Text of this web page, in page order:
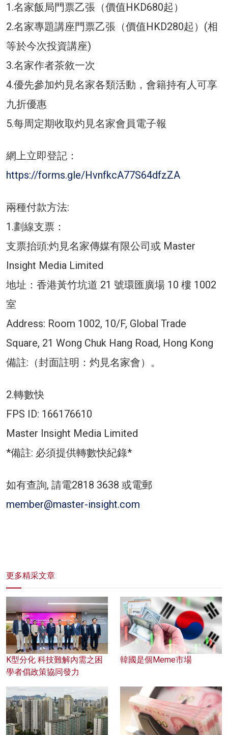
1.名家飯局門票乙張（價值HKD680起）
2.名家專題講座門票乙張（價值HKD280起）(相
等於今次投資講座)
3.名家作者茶敘一次
4.優先參加灼見名家各類活動，會籍持有人可享
九折優惠
5.每周定期收取灼見名家會員電子報
網上立即登記：
https://forms.gle/HvnfkcA77S64dfzZA
兩種付款方法:
1.劃線支票：
支票抬頭:灼見名家傳媒有限公司或 Master
Insight Media Limited
地址：香港黃竹坑道 21 號環匯廣場 10 樓 1002
室
Address: Room 1002, 10/F, Global Trade
Square, 21 Wong Chuk Hang Road, Hong Kong
備註:（封面註明：灼見名家會）。
2.轉數快
FPS ID: 166176610
Master Insight Media Limited
*備註: 必須提供轉數快紀錄*
如有查詢, 請電2818 3638 或電郵
member@master-insight.com
更多精采文章
K型分化 科技難解內需之困
學者倡政策協同發力
韓國是個Meme市場